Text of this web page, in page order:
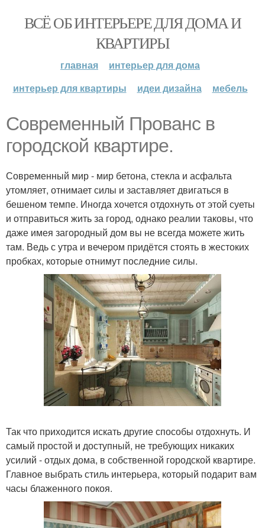
ВСЁ ОБ ИНТЕРЬЕРЕ ДЛЯ ДОМА И
КВАРТИРЫ
главная
интерьер для дома
интерьер для квартиры
идеи дизайна мебель
Современный Прованс в
городской квартире.
Современный мир - мир бетона, стекла и асфальта
утомляет, отнимает силы и заставляет двигаться в
бешеном темпе. Иногда хочется отдохнуть от этой суеты
и отправиться жить за город, однако реалии таковы, что
даже имея загородный дом вы не всегда можете жить
там. Ведь с утра и вечером придётся стоять в жестоких
пробках, которые отнимут последние силы.
Так что приходится искать другие способы отдохнуть. И
самый простой и доступный, не требующих никаких
усилий - отдых дома, в собственной городской квартире.
Главное выбрать стиль интерьера, который подарит вам
часы блаженного покоя.